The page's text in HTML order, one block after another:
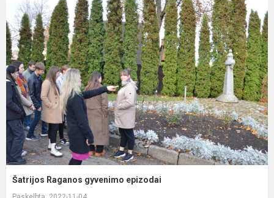
Šatrijos Raganos gyvenimo epizodai